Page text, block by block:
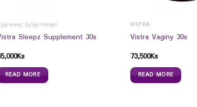
န်းမာရေး ဖြည့်စွက်စာများ
Sleepz Supplement 30s
Ks
READ MORE
VISTRA
Vistra Vaginy 30s
73,500Ks
READ MORE